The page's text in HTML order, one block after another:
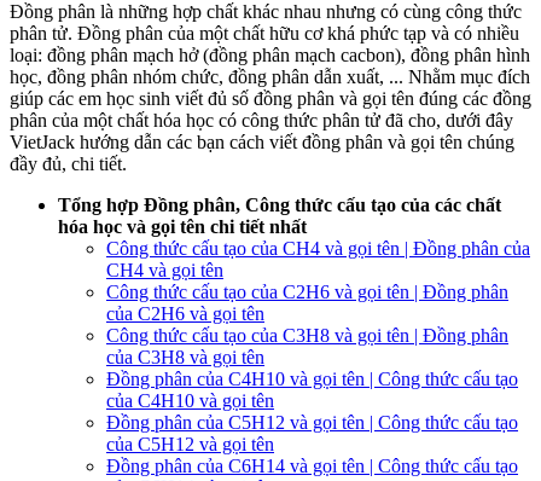
Đồng phân là những hợp chất khác nhau nhưng có cùng công thức
phân tử. Đồng phân của một chất hữu cơ khá phức tạp và có nhiều
loại: đồng phân mạch hở (đồng phân mạch cacbon), đồng phân hình
học, đồng phân nhóm chức, đồng phân dẫn xuất, ... Nhằm mục đích
giúp các em học sinh viết đủ số đồng phân và gọi tên đúng các đồng
phân của một chất hóa học có công thức phân tử đã cho, dưới đây
VietJack hướng dẫn các bạn cách viết đồng phân và gọi tên chúng
đầy đủ, chi tiết.
Tổng hợp Đồng phân, Công thức cấu tạo của các chất
hóa học và gọi tên chi tiết nhất
Công thức cấu tạo của CH4 và gọi tên | Đồng phân của
CH4 và gọi tên
Công thức cấu tạo của C2H6 và gọi tên | Đồng phân
của C2H6 và gọi tên
Công thức cấu tạo của C3H8 và gọi tên | Đồng phân
của C3H8 và gọi tên
Đồng phân của C4H10 và gọi tên | Công thức cấu tạo
của C4H10 và gọi tên
Đồng phân của C5H12 và gọi tên | Công thức cấu tạo
của C5H12 và gọi tên
Đồng phân của C6H14 và gọi tên | Công thức cấu tạo